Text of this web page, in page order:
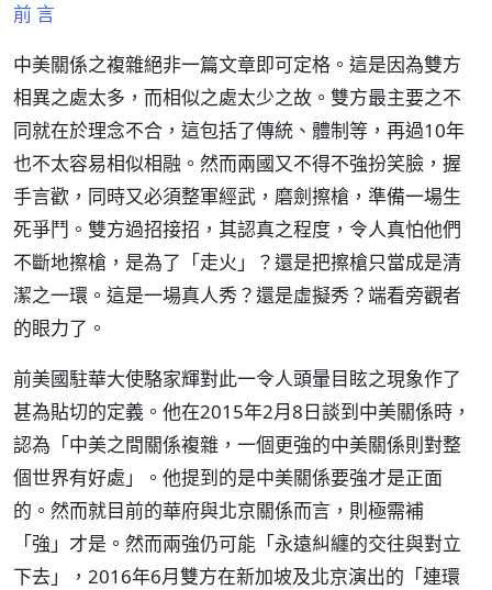
前 言
中美關係之複雜絕非一篇文章即可定格。這是因為雙方
相異之處太多，而相似之處太少之故。雙方最主要之不
同就在於理念不合，這包括了傳統、體制等，再過10年
也不太容易相似相融。然而兩國又不得不強扮笑臉，握
手言歡，同時又必須整軍經武，磨劍擦槍，準備一場生
死爭鬥。雙方過招接招，其認真之程度，令人真怕他們
不斷地擦槍，是為了「走火」？還是把擦槍只當成是清
潔之一環。這是一場真人秀？還是虛擬秀？端看旁觀者
的眼力了。
前美國駐華大使駱家輝對此一令人頭暈目眩之現象作了
甚為貼切的定義。他在2015年2月8日談到中美關係時，
認為「中美之間關係複雜，一個更強的中美關係則對整
個世界有好處」。他提到的是中美關係要強才是正面
的。然而就目前的華府與北京關係而言，則極需補
「強」才是。然而兩強仍可能「永遠糾纏的交往與對立
下去」，2016年6月雙方在新加坡及北京演出的「連環